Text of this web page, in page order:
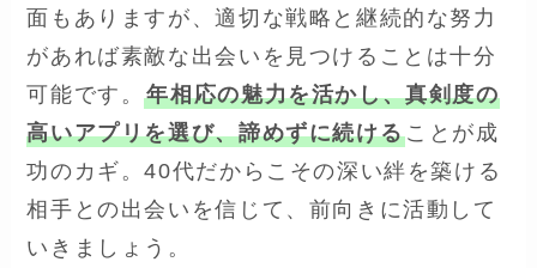
面もありますが、適切な戦略と継続的な努力
があれば素敵な出会いを見つけることは十分
可能です。年相応の魅力を活かし、真剣度の
高いアプリを選び、諦めずに続けることが成
功のカギ。40代だからこその深い絆を築ける
相手との出会いを信じて、前向きに活動して
いきましょう。